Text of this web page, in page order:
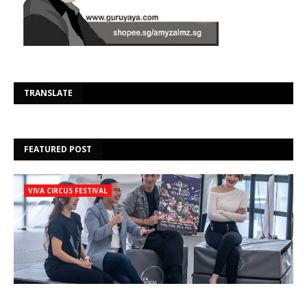
TRANSLATE
FEATURED POST
VIVA CIRCUS FESTIVAL